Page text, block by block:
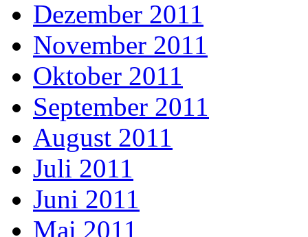
Dezember 2011
November 2011
Oktober 2011
September 2011
August 2011
Juli 2011
Juni 2011
Mai 2011